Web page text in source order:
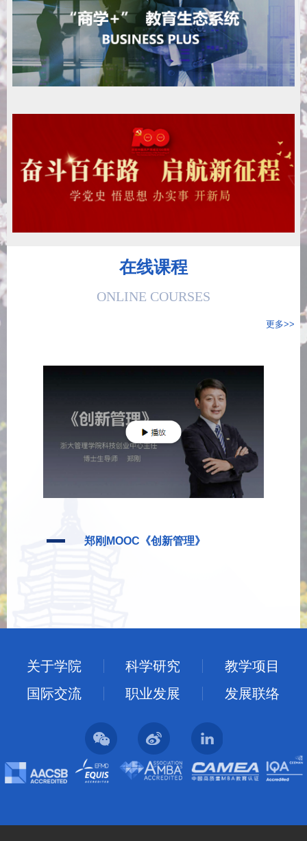
在线课程
ONLINE COURSES
更多>>
郑刚MOOC《创新管理》
关于学院 科学研究
教学项目
国际交流
职业发展 发展联络